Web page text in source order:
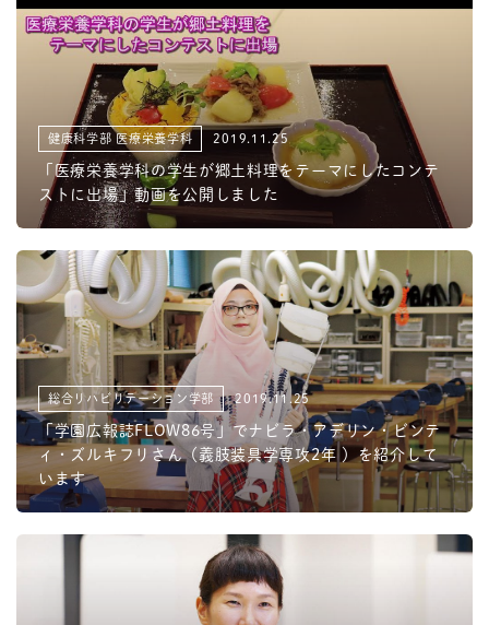
健康科学部 医療栄養学科 2019.11.25
「医療栄養学科の学生が郷土料理をテーマにしたコンテ
ストに出場」動画を公開しました
総合リハビリテーション学部 2019.11.25
「学園広報誌FLOW86号」でナビラ・アデリン・ビンテ
ィ・ズルキフリさん（義肢装具学専攻2年 ）を紹介して
います